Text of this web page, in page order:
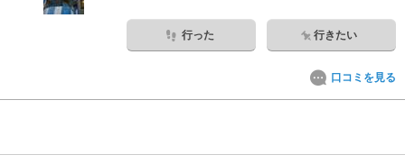
行った 行きたい
口コミを見る